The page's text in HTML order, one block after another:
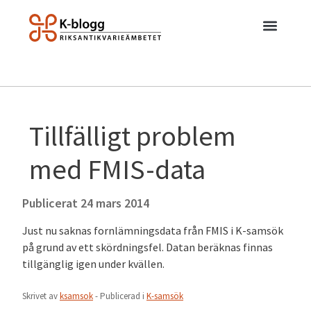
Tillfälligt problem
med FMIS-data
Publicerat 24 mars 2014
Just nu saknas fornlämningsdata från FMIS i K-samsök
på grund av ett skördningsfel. Datan beräknas finnas
tillgänglig igen under kvällen.
Skrivet avksamsok- Publicerad i K-samsök